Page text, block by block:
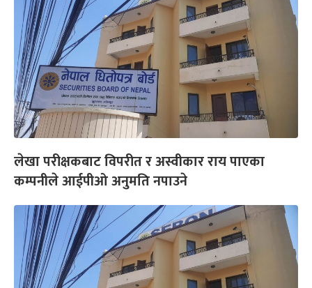
लेखा परीक्षकबाट विपरीत र अस्वीकार राय पाएका
कम्पनीले आईपीओ अनुमति नपाउने